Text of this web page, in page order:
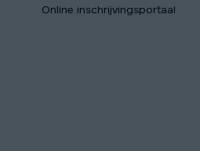
Online inschrijvingsportaal